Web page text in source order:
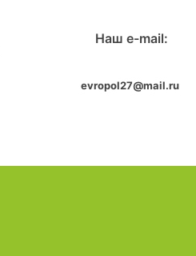
Наш e-mail:
evropol27@mail.ru